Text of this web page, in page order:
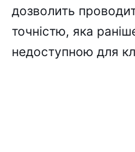
дозволить
точністю, яка
недоступною для